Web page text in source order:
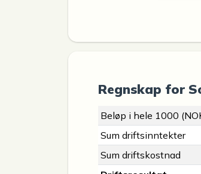
Regnskap for
Beløp i hele 1000
Sum driftsinntekter
Sum driftskostnad